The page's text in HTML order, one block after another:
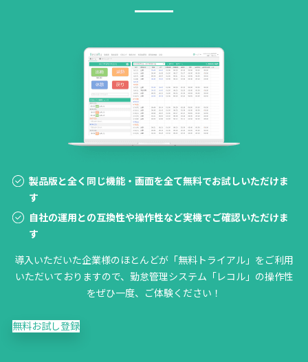
製品版と全く同じ機能・画面を全て無料でお試しいただけま
す
自社の運用との互換性や操作性など実機でご確認いただけま
す
導入いただいた企業様のほとんどが「無料トライアル」をご利用
いただいておりますので、勤怠管理システム「レコル」の操作性
をぜひ一度、ご体験ください！
無料お試し登録